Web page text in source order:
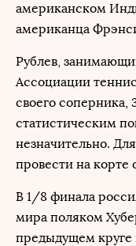
американском
американца
Рублев,
Ассоциации
своего
статистическим
незначительно.
провести на корте
В 1/8 финала
мира поляком
предыдущем круге